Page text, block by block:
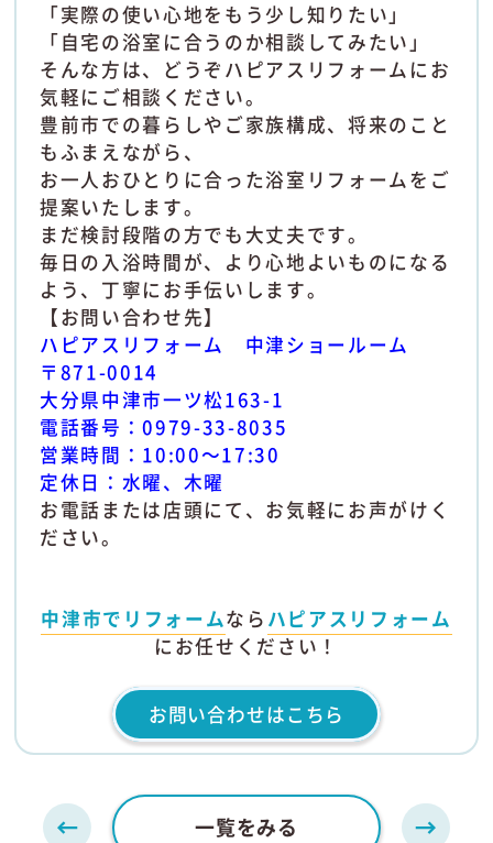
「実際の使い心地をもう少し知りたい」
「自宅の浴室に合うのか相談してみたい」
そんな方は、どうぞハピアスリフォームにお
気軽にご相談ください。
豊前市での暮らしやご家族構成、将来のこと
もふまえながら、
お一人おひとりに合った浴室リフォームをご
提案いたします。
まだ検討段階の方でも大丈夫です。
毎日の入浴時間が、より心地よいものになる
よう、丁寧にお手伝いします。
【お問い合わせ先】
ハピアスリフォーム 中津ショールーム
〒871-0014
大分県中津市一ツ松163-1
電話番号：0979-33-8035
営業時間：10:00～17:30
定休日：水曜、木曜
お電話または店頭にて、お気軽にお声がけく
ださい。
中津市でリフォームなら ハピアスリフォーム
にお任せください！
お問い合わせはこちら
一覧をみる